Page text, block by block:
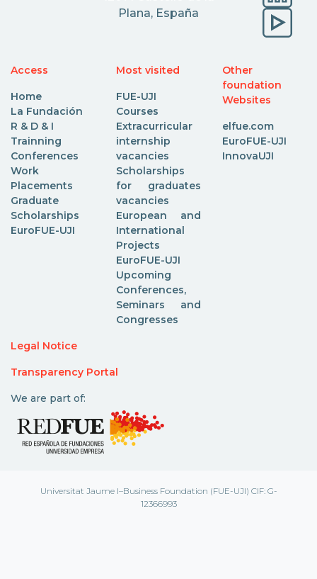
Plana, España
Access
Home
La Fundación
R & D & I
Trainning
Conferences
Work
Placements
Graduate
Scholarships
EuroFUE-UJI
Most visited
FUE-UJI
Courses
Extracurricular
internship
vacancies
Scholarships
for graduates
vacancies
European and
International
Projects
EuroFUE-UJI
Upcoming
Conferences,
Seminars and
Congresses
Other
foundation
Websites
elfue.com
EuroFUE-UJI
InnovaUJI
Legal Notice
Transparency Portal
We are part of:
Universitat Jaume I–Business Foundation (FUE-UJI) CIF: G-
12366993